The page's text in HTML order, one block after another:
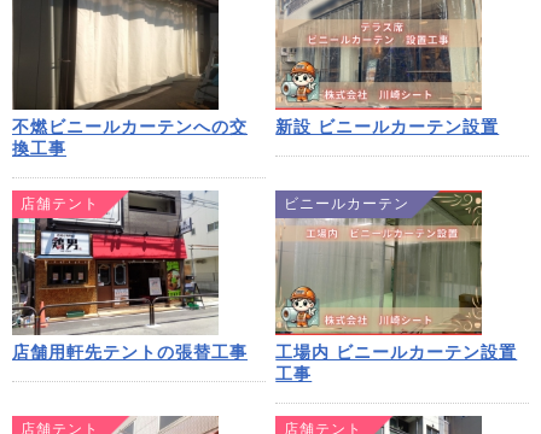
不燃ビニールカーテンへの交
換工事
新設 ビニールカーテン設置
店舗テント
店舗用軒先テントの張替工事
ビニールカーテン
工場内 ビニールカーテン設置
工事
店舗テント 店舗テント